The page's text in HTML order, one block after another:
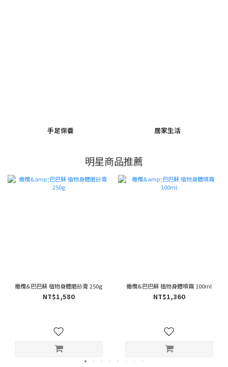
手足保養 居家生活
明星商品推薦
橄欖&巴巴蘇 植物身體磨砂膏 250g
NT$1,580
橄欖&巴巴蘇 植物身體噴霧 100ml
NT$1,360